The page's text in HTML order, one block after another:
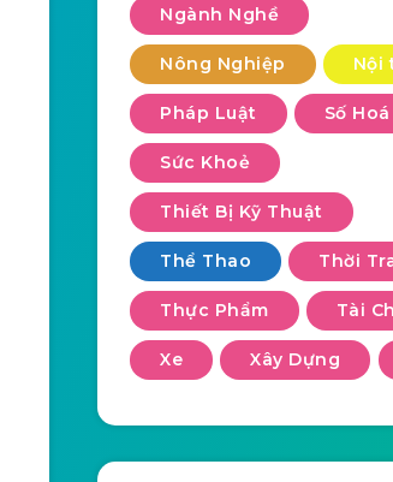
Ngành Nghề
Nông Nghiệp Nội
Pháp Luật Số Hoá
Sức Khoẻ
Thiết Bị Kỹ Thuật
Thể Thao Thời
Thực Phẩm Tài
Xe Xây Dựng